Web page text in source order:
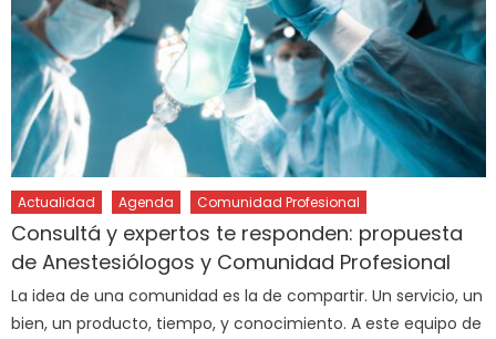
Actualidad Agenda Comunidad Profesional
Consultá y expertos te responden: propuesta
de Anestesiólogos y Comunidad Profesional
La idea de una comunidad es la de compartir. Un servicio, un
bien, un producto, tiempo, y conocimiento. A este equipo de